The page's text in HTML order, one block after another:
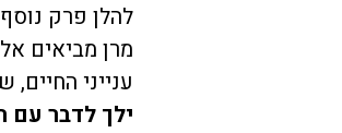
להלן פרק
מרן מביאים
ענייני
ילך לדבר עם